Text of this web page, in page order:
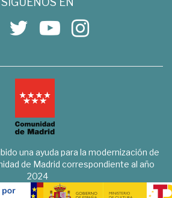
una ayuda para la modernización de
de Madrid correspondiente al año
2024